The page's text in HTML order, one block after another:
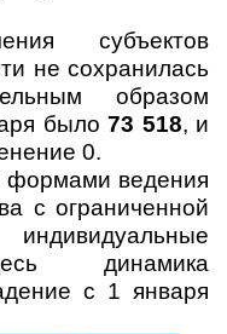
субъектов
не сохранилась
образом
было73 518, и
0.
ведения
с ограниченной
динамика
с 1 января